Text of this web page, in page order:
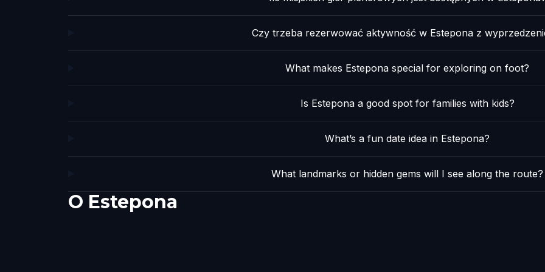
Czy trzeba rezerwować aktywność w Estepona z
What makes Estepona special for exploring on foot?
Is Estepona a good spot for families with kids?
What’s a fun date idea in Estepona?
What landmarks or hidden gems will I see along the route?
O Estepona